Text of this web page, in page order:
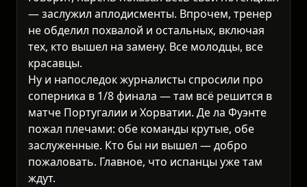
— заслужил аплодисменты. Впрочем, тренер
не обделил похвалой и остальных, включая
тех, кто вышел на замену. Все молодцы, все
красавцы.
Ну и напоследок журналисты спросили про
соперника в 1/8 финала — там всё решится в
матче Португалии и Хорватии. Де ла Фуэнте
пожал плечами: обе команды крутые, обе
заслуженные. Кто бы ни вышел — добро
пожаловать. Главное, что испанцы уже там
ждут.